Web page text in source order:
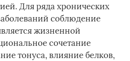
Для ряда хронических
соблюдение
жизненной
сочетание
тонуса, влияние белков,